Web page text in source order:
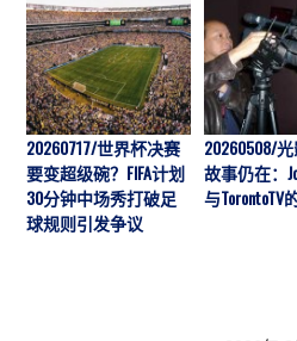
20260717/世界杯决赛
要变超级碗？FIFA计划
30分钟中场秀打破足
球规则引发争议
20260508/光
故事仍在：
与